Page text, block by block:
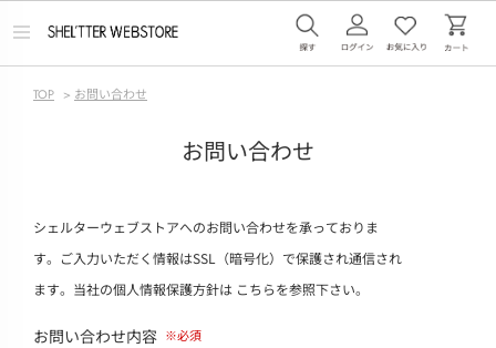
メ
TOP > お問い合わせ
お問い合わせ
シェルターウェブストアへのお問い合わせを承っておりま
す。ご入力いただく情報はSSL（暗号化）で保護され通信され
ます。当社の個人情報保護方針は こちらを参照下さい。
お問い合わせ内容